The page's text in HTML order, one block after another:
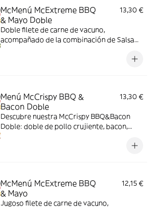
McMenú McExtreme BBQ
& Mayo Doble
13,30 €
Doble filete de carne de vacuno,
acompañado de la combinación de Salsa
doble de cheddar, lechuga fresca y tiras de
Menú McCrispy BBQ &
Bacon Doble
13,30 €
Descubre nuestra McCrispy BBQ&Bacon
Doble: doble de pollo crujiente, bacon,
McMenú McExtreme BBQ
& Mayo
12,15 €
Jugoso filete de carne de vacuno,